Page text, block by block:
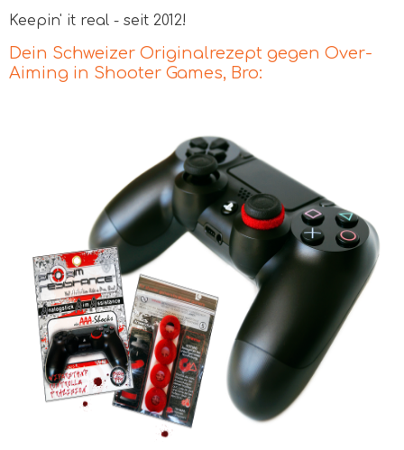
Keepin' it real - seit 2012!
Dein Schweizer Originalrezept gegen Over-
Aiming in Shooter Games, Bro: